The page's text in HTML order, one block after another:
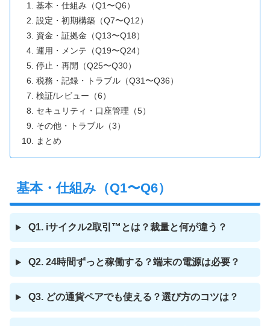
基本・仕組み（Q1〜Q6）
設定・初期構築（Q7〜Q12）
資金・証拠金（Q13〜Q18）
運用・メンテ（Q19〜Q24）
停止・再開（Q25〜Q30）
税務・記録・トラブル（Q31〜Q36）
検証/レビュー（6）
セキュリティ・口座管理（5）
その他・トラブル（3）
まとめ
基本・仕組み（Q1〜Q6）
Q1. iサイクル2取引™とは？裁量と何が違う？
Q2. 24時間ずっと稼働する？端末の電源は必要？
Q3. どの通貨ペアでも使える？選び方のコツは？